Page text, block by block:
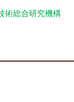
術総合研究機構